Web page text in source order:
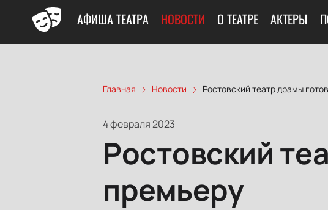
АФИША ТЕАТРА НОВОСТИ О ТЕАТРЕ АКТЕРЫ
Главная Новости Ростовский театр драмы
4 февраля 2023
Ростовский
премьеру